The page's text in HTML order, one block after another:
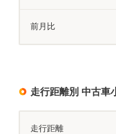
前月比
走行距離別 中古車
走行距離